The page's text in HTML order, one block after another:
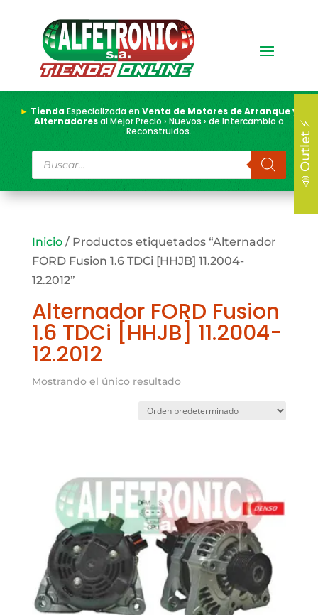
► TiendaEspecializada enVenta de Motores de Arranque y
Alternadoresal Mejor Precio › Nuevos › de Intercambio o
Reconstruidos.
Búsqueda
de
productos
Inicio/ Productos etiquetados “Alternador
FORD Fusion 1.6 TDCi [HHJB] 11.2004-
12.2012”
Alternador FORD Fusion
1.6 TDCi [HHJB] 11.2004-
12.2012
Mostrando el único resultado
📣 Outlet ⚡